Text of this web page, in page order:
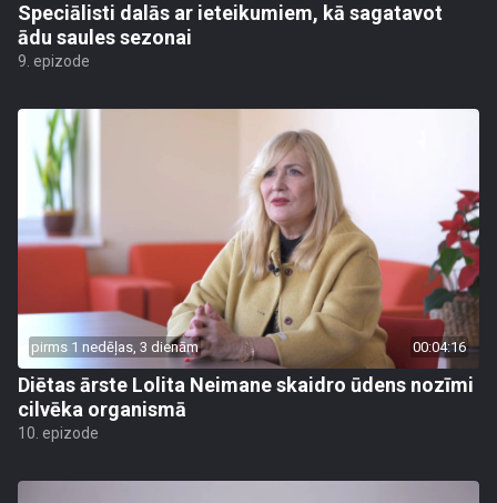
Speciālisti dalās ar ieteikumiem, kā sagatavot
ādu saules sezonai
9. epizode
pirms 1 nedēļas, 3 dienām 00:04:16
Diētas ārste Lolita Neimane skaidro ūdens nozīmi
cilvēka organismā
10. epizode